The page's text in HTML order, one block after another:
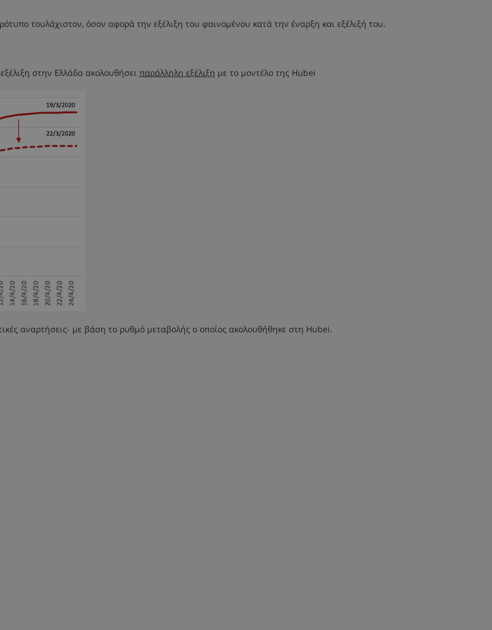
τουλάχιστον, όσον αφορά την εξέλιξη του φαινομένου κατά την έναρξη και εξέλιξή του.
στην Ελλάδα ακολουθήσει παράλληλη εξέλιξη με το μοντέλο της Hubei
αναρτήσεις- με βάση το ρυθμό μεταβολής ο οποίος ακολουθήθηκε στη Hubei.